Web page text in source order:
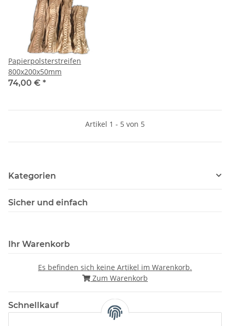
Papierpolsterstreifen
800x200x50mm
74,00 € *
Artikel 1 - 5 von 5
Kategorien
Sicher und einfach
Ihr Warenkorb
Es befinden sich keine Artikel im Warenkorb.
Zum Warenkorb
Schnellkauf